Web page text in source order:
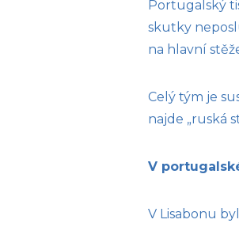
Portugalský
skutky
na hlavní
Celý tým je
najde „ruská
V
V Lisabonu